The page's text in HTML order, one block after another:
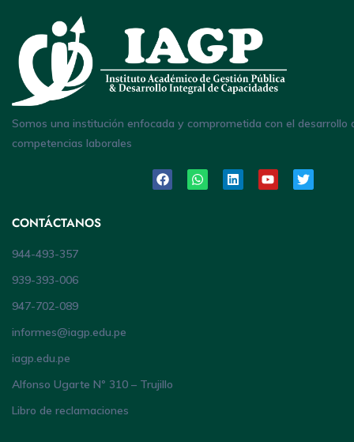
Somos una institución enfocada y comprometida con el desarrollo
competencias laborales
CONTÁCTANOS
944-493-357
939-393-006
947-702-089
informes@iagp.edu.pe
iagp.edu.pe
Alfonso Ugarte Nº 310 – Trujillo
Libro de reclamaciones